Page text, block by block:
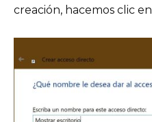
creación, hacemos clic en